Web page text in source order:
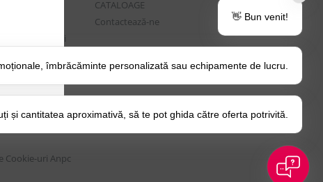
si Intrebari
Tips&Tricks
Cookie
CATALOAGE
Contactează-ne
Cookie-uri Anpc
👋 Bun venit!
îmbrăcăminte personalizată sau echipamente de lucru.
și cantitatea aproximativă, să te pot ghida către oferta potrivită.